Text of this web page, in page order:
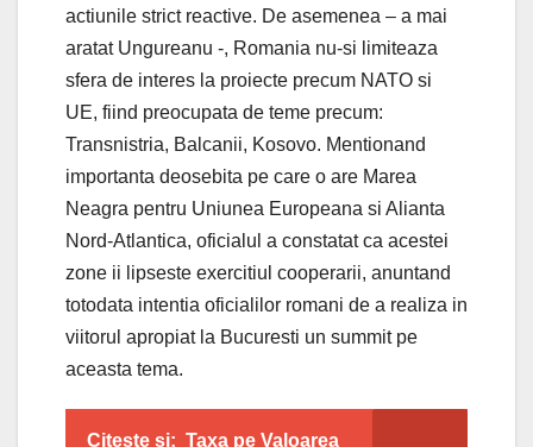
actiunile strict reactive. De asemenea – a mai
aratat Ungureanu -, Romania nu-si limiteaza
sfera de interes la proiecte precum NATO si
UE, fiind preocupata de teme precum:
Transnistria, Balcanii, Kosovo. Mentionand
importanta deosebita pe care o are Marea
Neagra pentru Uniunea Europeana si Alianta
Nord-Atlantica, oficialul a constatat ca acestei
zone ii lipseste exercitiul cooperarii, anuntand
totodata intentia oficialilor romani de a realiza in
viitorul apropiat la Bucuresti un summit pe
aceasta tema.
Citeste si: Taxa pe Valoarea